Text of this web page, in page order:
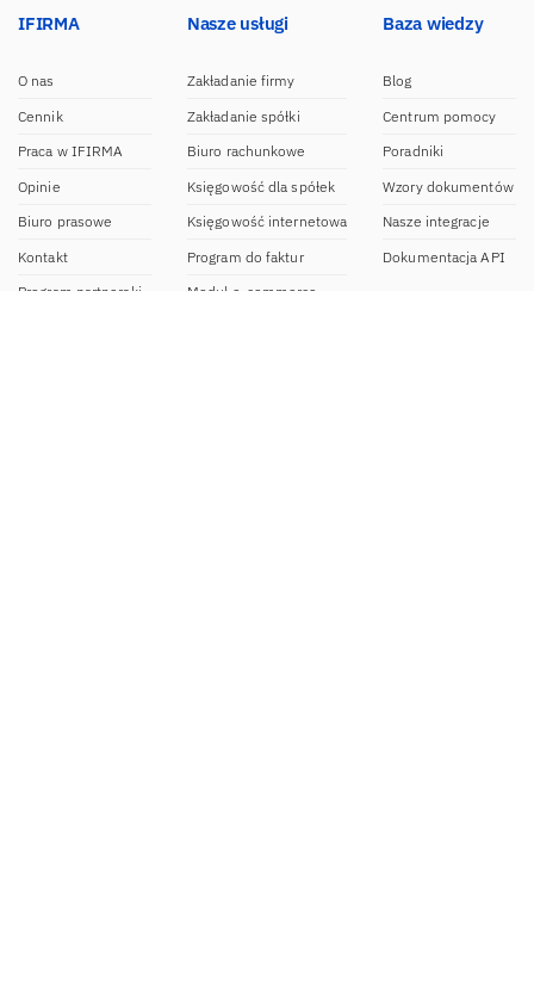
IFIRMA
O nas
Cennik
Praca w IFIRMA
Opinie
Biuro prasowe
Kontakt
Program partnerski
Nasze usługi
Zakładanie firmy
Zakładanie spółki
Biuro rachunkowe
Księgowość dla spółek
Księgowość internetowa
Program do faktur
Moduł e-commerce
Baza wiedzy
Blog
Centrum pomocy
Poradniki
Wzory dokumentów
Nasze integracje
Dokumentacja API